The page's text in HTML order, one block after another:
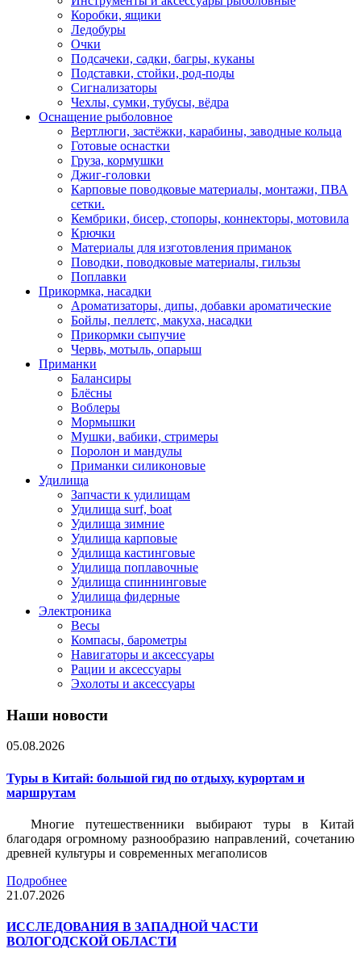
Коробки, ящики
Ледобуры
Очки
Подсачеки, садки, багры, куканы
Подставки, стойки, род-поды
Сигнализаторы
Чехлы, сумки, тубусы, вёдра
Оснащение рыболовное
Вертлюги, застёжки, карабины, заводные кольца
Готовые оснастки
Груза, кормушки
Джиг-головки
Карповые поводковые материалы, монтажи, ПВА
сетки.
Кембрики, бисер, стопоры, коннекторы, мотовила
Крючки
Материалы для изготовления приманок
Поводки, поводковые материалы, гильзы
Поплавки
Прикормка, насадки
Ароматизаторы, дипы, добавки ароматические
Бойлы, пеллетс, макуха, насадки
Прикормки сыпучие
Червь, мотыль, опарыш
Приманки
Балансиры
Блёсны
Воблеры
Мормышки
Мушки, вабики, стримеры
Поролон и мандулы
Приманки силиконовые
Удилища
Запчасти к удилищам
Удилища surf, boat
Удилища зимние
Удилища карповые
Удилища кастинговые
Удилища поплавочные
Удилища спиннинговые
Удилища фидерные
Электроника
Весы
Компасы, барометры
Навигаторы и аксессуары
Рации и аксессуары
Эхолоты и аксессуары
Наши новости
05.08.2026
Туры в Китай: большой гид по отдыху, курортам и
маршрутам
Многие путешественники выбирают туры в Китай
благодаря огромному разнообразию направлений, сочетанию
древней культуры и современных мегаполисов
Подробнее
21.07.2026
ИССЛЕДОВАНИЯ В ЗАПАДНОЙ ЧАСТИ
ВОЛОГОДСКОЙ ОБЛАСТИ